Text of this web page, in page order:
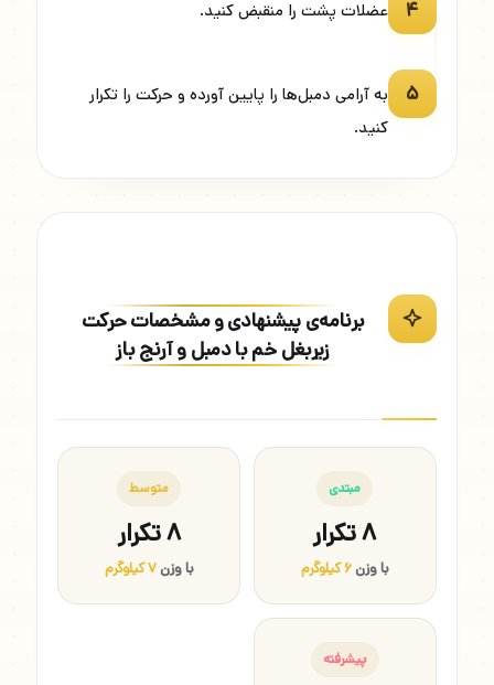
۴ عضلات پشت را منقبض کنید.
۵
به آرامی دمبل‌ها را پایین آورده و حرکت را تکرار
کنید.
برنامه‌ی پیشنهادی و مشخصات حرکت
زیربغل خم با دمبل و آرنج باز
مبتدی
۸ تکرار
با وزن۶ کیلوگرم
متوسط
۸ تکرار
با وزن۷ کیلوگرم
پیشرفته